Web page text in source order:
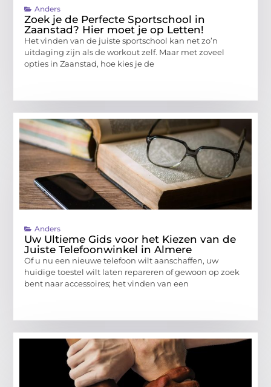
Anders
Zoek je de Perfecte Sportschool in
Zaanstad? Hier moet je op Letten!
Het vinden van de juiste sportschool kan net zo’n
uitdaging zijn als de workout zelf. Maar met zoveel
opties in Zaanstad, hoe kies je de
Anders
Uw Ultieme Gids voor het Kiezen van de
Juiste Telefoonwinkel in Almere
Of u nu een nieuwe telefoon wilt aanschaffen, uw
huidige toestel wilt laten repareren of gewoon op zoek
bent naar accessoires; het vinden van een